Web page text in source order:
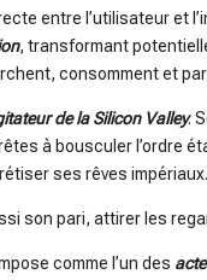
entre l’utilisateur et
, transformant
consomment et
de la Silicon Valley.
à bousculer l’ordre
ses rêves impériaux.
son pari, attirer les
comme l’un des